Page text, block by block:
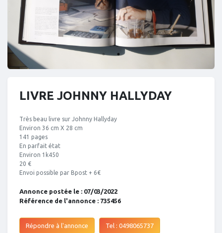
LIVRE JOHNNY HALLYDAY
Très beau livre sur Johnny Hallyday
Environ 36 cm X 28 cm
141 pages
En parfait état
Environ 1k450
20 €
Envoi possible par Bpost + 6€
Annonce postée le : 07/03/2022
Référence de l'annonce : 735456
Répondre à l'annonce Tel : 0498065737